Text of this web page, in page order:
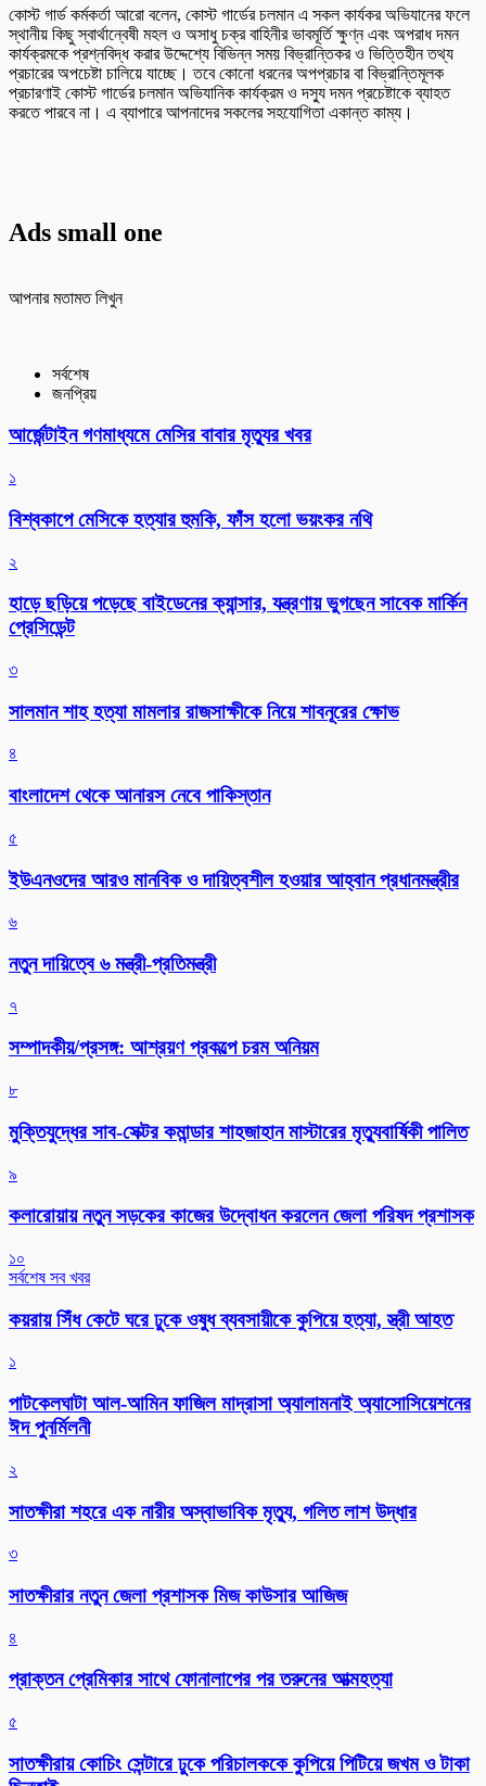
কোস্ট গার্ড কর্মকর্তা আরো বলেন, কোস্ট গার্ডের চলমান এ সকল কার্যকর অভিযানের ফলে
স্থানীয় কিছু স্বার্থান্বেষী মহল ও অসাধু চক্র বাহিনীর ভাবমূর্তি ক্ষুণ্ন এবং অপরাধ দমন
কার্যক্রমকে প্রশ্নবিদ্ধ করার উদ্দেশ্যে বিভিন্ন সময় বিভ্রান্তিকর ও ভিত্তিহীন তথ্য
প্রচারের অপচেষ্টা চালিয়ে যাচ্ছে। তবে কোনো ধরনের অপপ্রচার বা বিভ্রান্তিমূলক
প্রচারণাই কোস্ট গার্ডের চলমান অভিযানিক কার্যক্রম ও দস্যু দমন প্রচেষ্টাকে ব্যাহত
করতে পারবে না। এ ব্যাপারে আপনাদের সকলের সহযোগিতা একান্ত কাম্য।
Ads small one
আপনার মতামত লিখুন
সর্বশেষ
জনপ্রিয়
আর্জেন্টাইন গণমাধ্যমে মেসির বাবার মৃত্যুর খবর
১
বিশ্বকাপে মেসিকে হত্যার হুমকি, ফাঁস হলো ভয়ংকর নথি
২
হাড়ে ছড়িয়ে পড়েছে বাইডেনের ক্যান্সার, যন্ত্রণায় ভুগছেন সাবেক মার্কিন
প্রেসিডেন্ট
৩
সালমান শাহ হত্যা মামলার রাজসাক্ষীকে নিয়ে শাবনূরের ক্ষোভ
৪
বাংলাদেশ থেকে আনারস নেবে পাকিস্তান
৫
ইউএনওদের আরও মানবিক ও দায়িত্বশীল হওয়ার আহ্বান প্রধানমন্ত্রীর
৬
নতুন দায়িত্বে ৬ মন্ত্রী-প্রতিমন্ত্রী
৭
সম্পাদকীয়/প্রসঙ্গ: আশ্রয়ণ প্রকল্পে চরম অনিয়ম
৮
মুক্তিযুদ্ধের সাব-সেক্টর কমান্ডার শাহজাহান মাস্টারের মৃত্যুবার্ষিকী পালিত
৯
কলারোয়ায় নতুন সড়কের কাজের উদ্বোধন করলেন জেলা পরিষদ প্রশাসক
১০
সর্বশেষ সব খবর
কয়রায় সিঁধ কেটে ঘরে ঢুকে ওষুধ ব্যবসায়ীকে কুপিয়ে হত্যা, স্ত্রী আহত
১
পাটকেলঘাটা আল-আমিন ফাজিল মাদ্রাসা অ্যালামনাই অ্যাসোসিয়েশনের
ঈদ পুনর্মিলনী
২
সাতক্ষীরা শহরে এক নারীর অস্বাভাবিক মৃত্যু, গলিত লাশ উদ্ধার
৩
সাতক্ষীরার নতুন জেলা প্রশাসক মিজ কাউসার আজিজ
৪
প্রাক্তন প্রেমিকার সাথে ফোনালাপের পর তরুনের আত্মহত্যা
৫
সাতক্ষীরায় কোচিং সেন্টারে ঢুকে পরিচালককে কুপিয়ে পিটিয়ে জখম ও টাকা